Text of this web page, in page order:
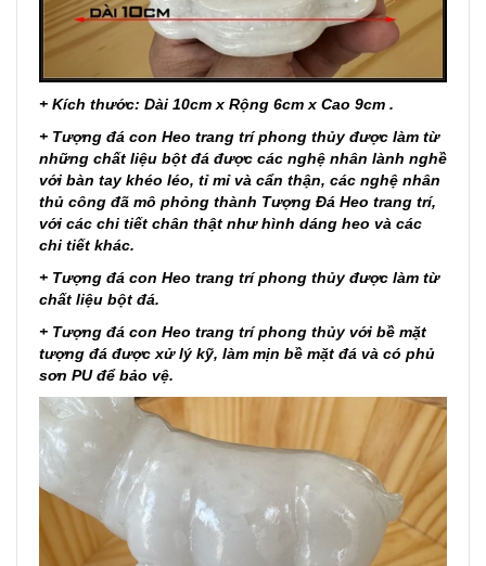
+ Kích thước: Dài 10cm x Rộng 6cm x Cao 9cm .
+ Tượng đá con Heo trang trí phong thủy được làm từ
những chất liệu bột đá được các nghệ nhân lành nghề
với bàn tay khéo léo, tỉ mỉ và cẩn thận, các nghệ nhân
thủ công đã mô phỏng thành Tượng Đá Heo trang trí,
với các chi tiết chân thật như hình dáng heo và các
chi tiết khác.
+ Tượng đá con Heo trang trí phong thủy được làm từ
chất liệu bột đá.
+ Tượng đá con Heo trang trí phong thủy với bề mặt
tượng đá được xử lý kỹ, làm mịn bề mặt đá và có phủ
sơn PU để bảo vệ.